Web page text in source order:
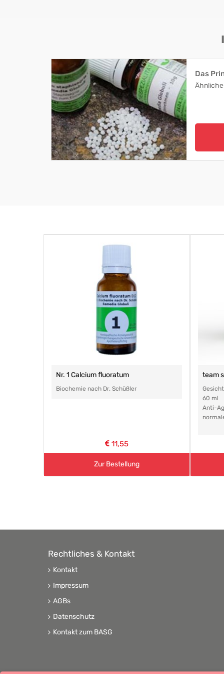
Das
Nr. 1 Calcium fluoratum
Biochemie nach Dr. Schüßler
11,55
Zur Bestellung
team
60 ml
Anti-
Rechtliches & Kontakt
Kontakt
Impressum
AGBs
Datenschutz
Kontakt zum BASG